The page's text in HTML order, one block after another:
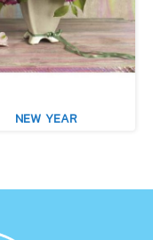
NEW YEAR